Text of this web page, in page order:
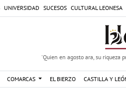
UNIVERSIDAD SUCESOS CULTURAL LEONESA
'Quien en agosto ara, su riqueza
COMARCAS EL BIERZO CASTILLA Y